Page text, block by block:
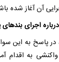
آن آغاز شده
اجرای بندهای
به اقدام